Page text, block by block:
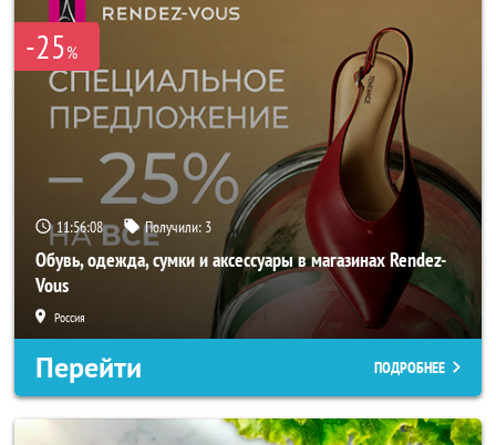
-25%
11:56:06 Получили: 3
Обувь, одежда, сумки и аксессуары в магазинах Rendez-
Vous
Россия
Перейти ПОДРОБНЕЕ